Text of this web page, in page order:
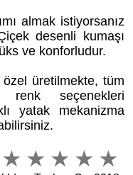
almak istiyorsanız
desenli kumaşı
ve konforludur.
renk seçenekleri
yatak mekanizma
- Toplam Oy: 2218